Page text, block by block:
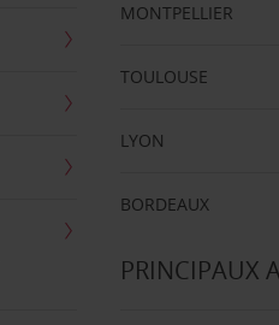
MONTPELLIER
TOULOUSE
LYON
BORDEAUX
PRINCIPAUX